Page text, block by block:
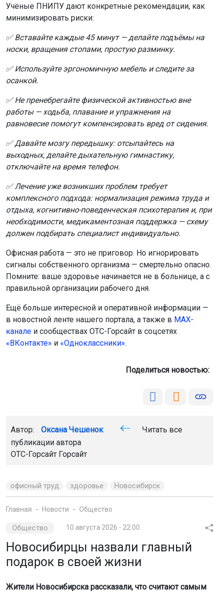
Учёные ПНИПУ дают конкретные рекомендации, как
минимизировать риски:
✅ Вставайте каждые 45 минут — делайте подъёмы на
носки, вращения стопами, простую разминку.
✅ Используйте эргономичную мебель и следите за
осанкой.
✅ Не пренебрегайте физической активностью вне
работы — ходьба, плавание и упражнения на
равновесие помогут компенсировать вред от сидения.
✅ Давайте мозгу передышку: отсыпайтесь на
выходных, делайте дыхательную гимнастику,
отключайте на время телефон.
✅ Лечение уже возникших проблем требует
комплексного подхода: нормализация режима труда и
отдыха, когнитивно-поведенческая психотерапия и, при
необходимости, медикаментозная поддержка — схему
должен подбирать специалист индивидуально.
Офисная работа — это не приговор. Но игнорировать
сигналы собственного организма — смертельно опасно.
Помните: ваше здоровье начинается не в больнице, а с
правильной организации рабочего дня.
Ещё больше интересной и оперативной информации —
в новостной ленте нашего портала, а также в МАХ-
канале и сообществах ОТС-Горсайт в соцсетях
«ВКонтакте» и «Одноклассники».
Поделиться новостью:
Автор: Оксана Чешенок
Читать все
публикации автора
ОТС-Горсайт Горсайт
офисный труд здоровье Новосибирск
Главная Новости Общество
Общество 10 августа 2026 - 22:00
Новосибирцы назвали главный
подарок в своей жизни
Жители Новосибирска рассказали, что считают самым